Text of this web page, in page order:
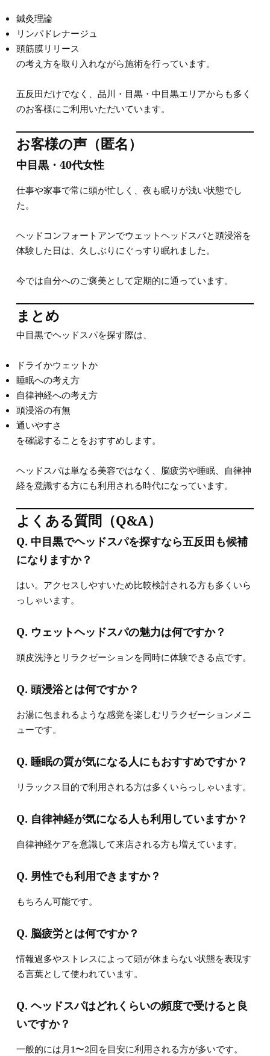
鍼灸理論
リンパドレナージュ
頭筋膜リリース
の考え方を取り入れながら施術を行っています。
五反田だけでなく、品川・目黒・中目黒エリアからも多く
のお客様にご利用いただいています。
お客様の声（匿名）
中目黒・40代女性
仕事や家事で常に頭が忙しく、夜も眠りが浅い状態でし
た。
ヘッドコンフォートアンでウェットヘッドスパと頭浸浴を
体験した日は、久しぶりにぐっすり眠れました。
今では自分へのご褒美として定期的に通っています。
まとめ
中目黒でヘッドスパを探す際は、
ドライかウェットか
睡眠への考え方
自律神経への考え方
頭浸浴の有無
通いやすさ
を確認することをおすすめします。
ヘッドスパは単なる美容ではなく、脳疲労や睡眠、自律神
経を意識する方にも利用される時代になっています。
よくある質問（Q&A）
Q. 中目黒でヘッドスパを探すなら五反田も候補
になりますか？
はい。アクセスしやすいため比較検討される方も多くいら
っしゃいます。
Q. ウェットヘッドスパの魅力は何ですか？
頭皮洗浄とリラクゼーションを同時に体験できる点です。
Q. 頭浸浴とは何ですか？
お湯に包まれるような感覚を楽しむリラクゼーションメニ
ューです。
Q. 睡眠の質が気になる人にもおすすめですか？
リラックス目的で利用される方は多くいらっしゃいます。
Q. 自律神経が気になる人も利用していますか？
自律神経ケアを意識して来店される方も増えています。
Q. 男性でも利用できますか？
もちろん可能です。
Q. 脳疲労とは何ですか？
情報過多やストレスによって頭が休まらない状態を表現す
る言葉として使われています。
Q. ヘッドスパはどれくらいの頻度で受けると良
いですか？
一般的には月1〜2回を目安に利用される方が多いです。